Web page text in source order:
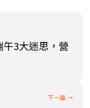
3大迷思，營